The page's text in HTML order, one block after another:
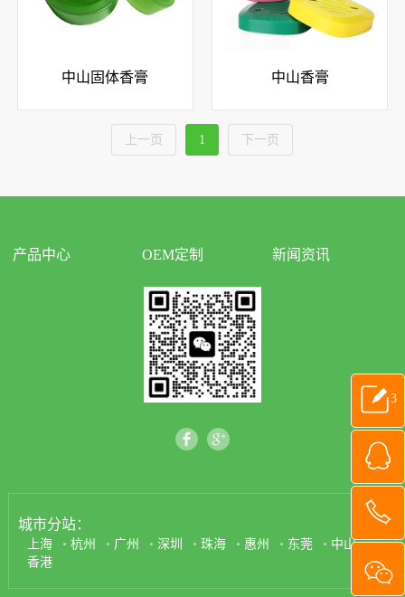
中山固体香膏 中山香膏
上一页 1 下一页
产品中心 OEM定制 新闻资讯
城市分站：
上海 杭州 广州 深圳 珠海 惠州 东莞
中山
香港
3